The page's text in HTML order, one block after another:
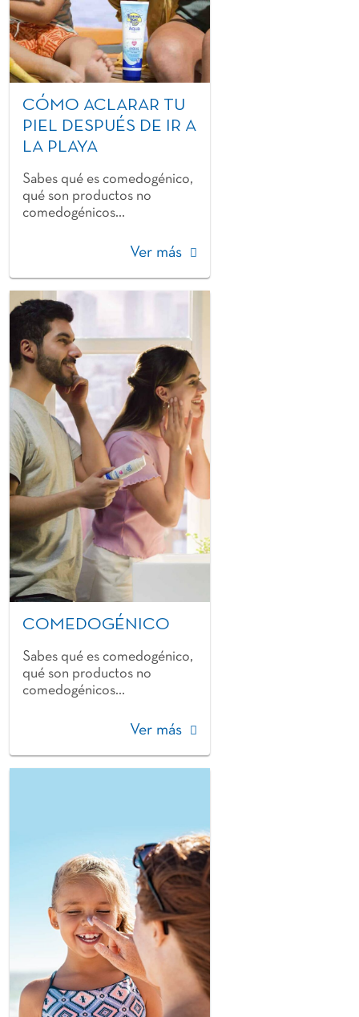
CÓMO ACLARAR TU
PIEL DESPUÉS DE IR A
LA PLAYA
Sabes qué es comedogénico,
qué son productos no
comedogénicos...
Ver más
COMEDOGÉNICO
Sabes qué es comedogénico,
qué son productos no
comedogénicos...
Ver más